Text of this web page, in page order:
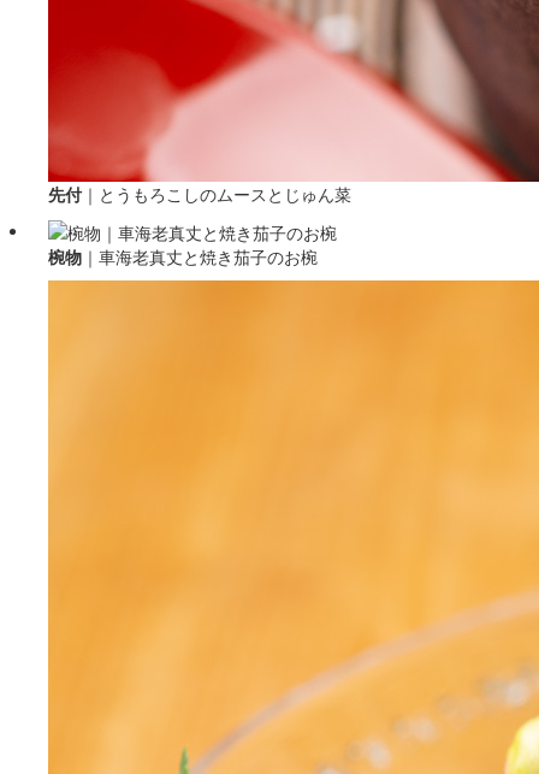
先付 ｜ とうもろこしのムースとじゅん菜
椀物 ｜ 車海老真丈と焼き茄子のお椀